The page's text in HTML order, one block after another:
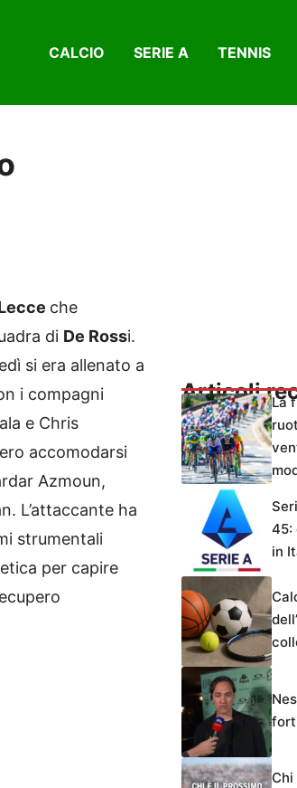
CALCIO SERIE A TENNIS
che
di De Rossi.
si era allenato a
i compagni
e Chris
accomodarsi
Azmoun,
L’attaccante ha
strumentali
per capire
Articoli
La
45:
in
Chi